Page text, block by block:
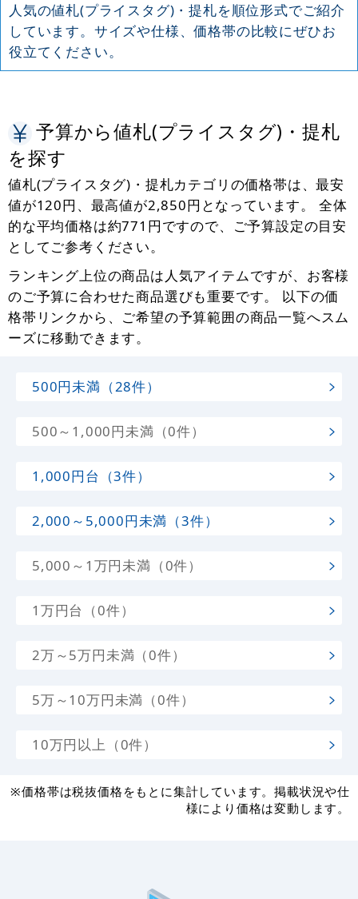
人気の値札(プライスタグ)・提札を順位形式でご紹介
しています。サイズや仕様、価格帯の比較にぜひお
役立てください。
予算から値札(プライスタグ)・提札
を探す
値札(プライスタグ)・提札カテゴリの価格帯は、最安
値が120円、最高値が2,850円となっています。 全体
的な平均価格は約771円ですので、ご予算設定の目安
としてご参考ください。
ランキング上位の商品は人気アイテムですが、お客様
のご予算に合わせた商品選びも重要です。 以下の価
格帯リンクから、ご希望の予算範囲の商品一覧へスム
ーズに移動できます。
500円未満（28件）
500～1,000円未満（0件）
1,000円台（3件）
2,000～5,000円未満（3件）
5,000～1万円未満（0件）
1万円台（0件）
2万～5万円未満（0件）
5万～10万円未満（0件）
10万円以上（0件）
※価格帯は税抜価格をもとに集計しています。掲載状況や仕
様により価格は変動します。